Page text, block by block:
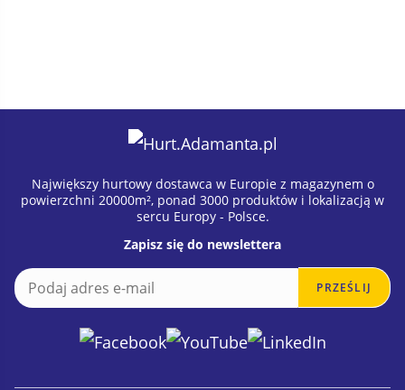
Największy hurtowy dostawca w Europie z magazynem o
powierzchni 20000m², ponad 3000 produktów i lokalizacją w
sercu Europy - Polsce.
Zapisz się do newslettera
a
i
l
E
m
a
PRZEŚLIJ